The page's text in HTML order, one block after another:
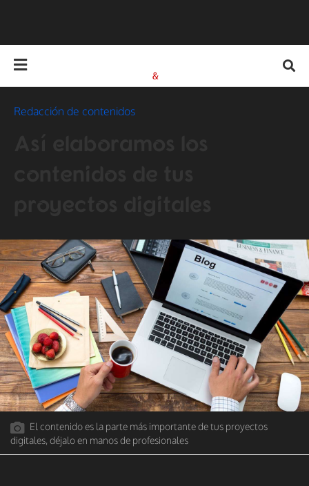
Redacción de contenidos
El contenido es la parte más importante de tus proyectos
digitales, déjalo en manos de profesionales